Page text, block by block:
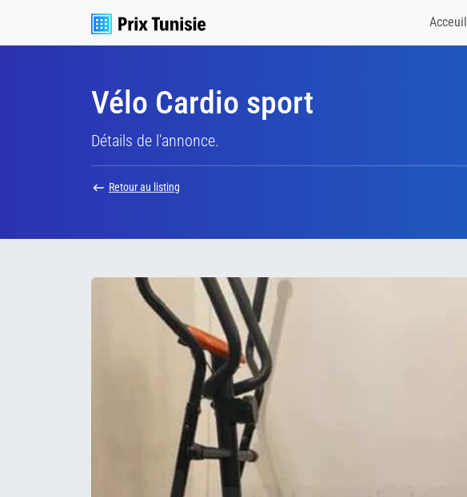
Acceuil
Vélo Cardio sport
Détails de l'annonce.
Retour au listing